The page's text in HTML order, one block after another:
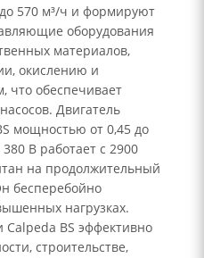
570 м³/ч и формируют
оборудования
материалов,
окислению и
что обеспечивает
Двигатель
мощностью от 0,45 до
В работает с 2900
на продолжительный
бесперебойно
нагрузках.
BS эффективно
строительстве,